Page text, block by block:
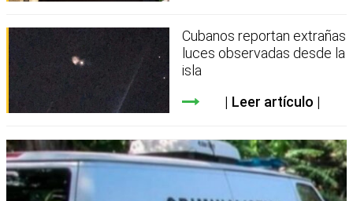
Cubanos reportan extrañas
luces observadas desde la
isla
Leer artículo